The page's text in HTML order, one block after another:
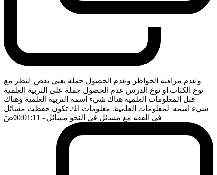
وعدم مراقبة الخواطر وعدم الحصول جملة يعني بغض النظر مع
نوع الكتاب او نوع الدرس عدم الحصول جملة على التربية العلمية
قبل المعلومات العلمية هناك شيء اسمه التربية العلمية وهناك
شيء اسمه المعلومات العلمية. معلومات انك تكون حفظت مسائل
في الفقه مع مسائل في النحو مسائل - 00:01:11 ضَ